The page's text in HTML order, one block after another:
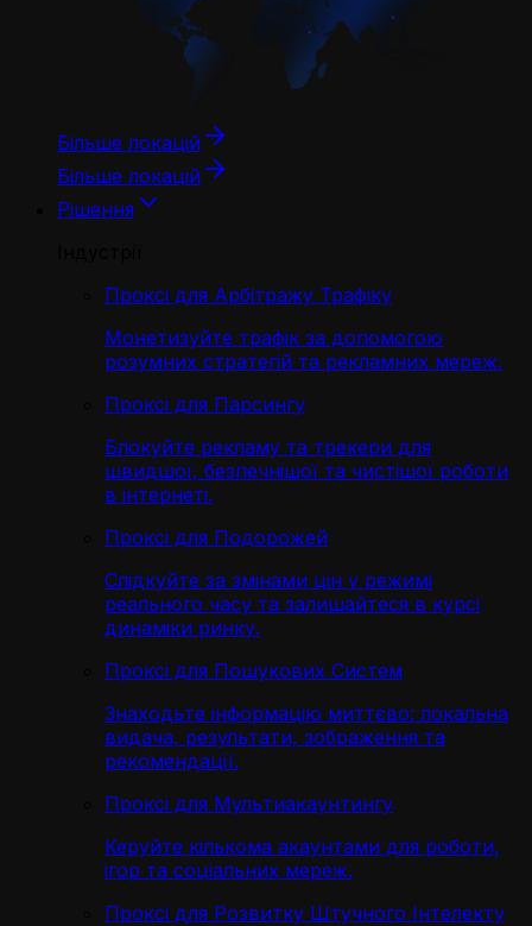
Більше локацій
Більше локацій
Рішення
Проксі для Арбітражу Трафіку
Монетизуйте трафік за допомогою
розумних стратегій та рекламних мереж.
Проксі для Парсингу
Блокуйте рекламу та трекери для
швидшої, безпечнішої та чистішої роботи
в інтернеті.
Проксі для Подорожей
Слідкуйте за змінами цін у режимі
реального часу та залишайтеся в курсі
динаміки ринку.
Проксі для Пошукових Систем
Знаходьте інформацію миттєво: локальна
видача, результати, зображення та
рекомендації.
Проксі для Мультиакаунтингу
Керуйте кількома акаунтами для роботи,
ігор та соціальних мереж.
Проксі для Розвитку Штучного Інтелекту